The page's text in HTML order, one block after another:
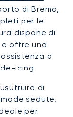
di Brema,
per le
dispone di
e offre una
a
icing.
di
sedute,
per